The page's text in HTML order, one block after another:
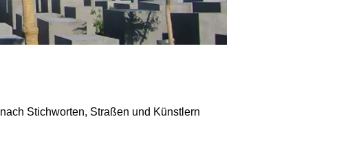
Stichworten, Straßen und Künstlern